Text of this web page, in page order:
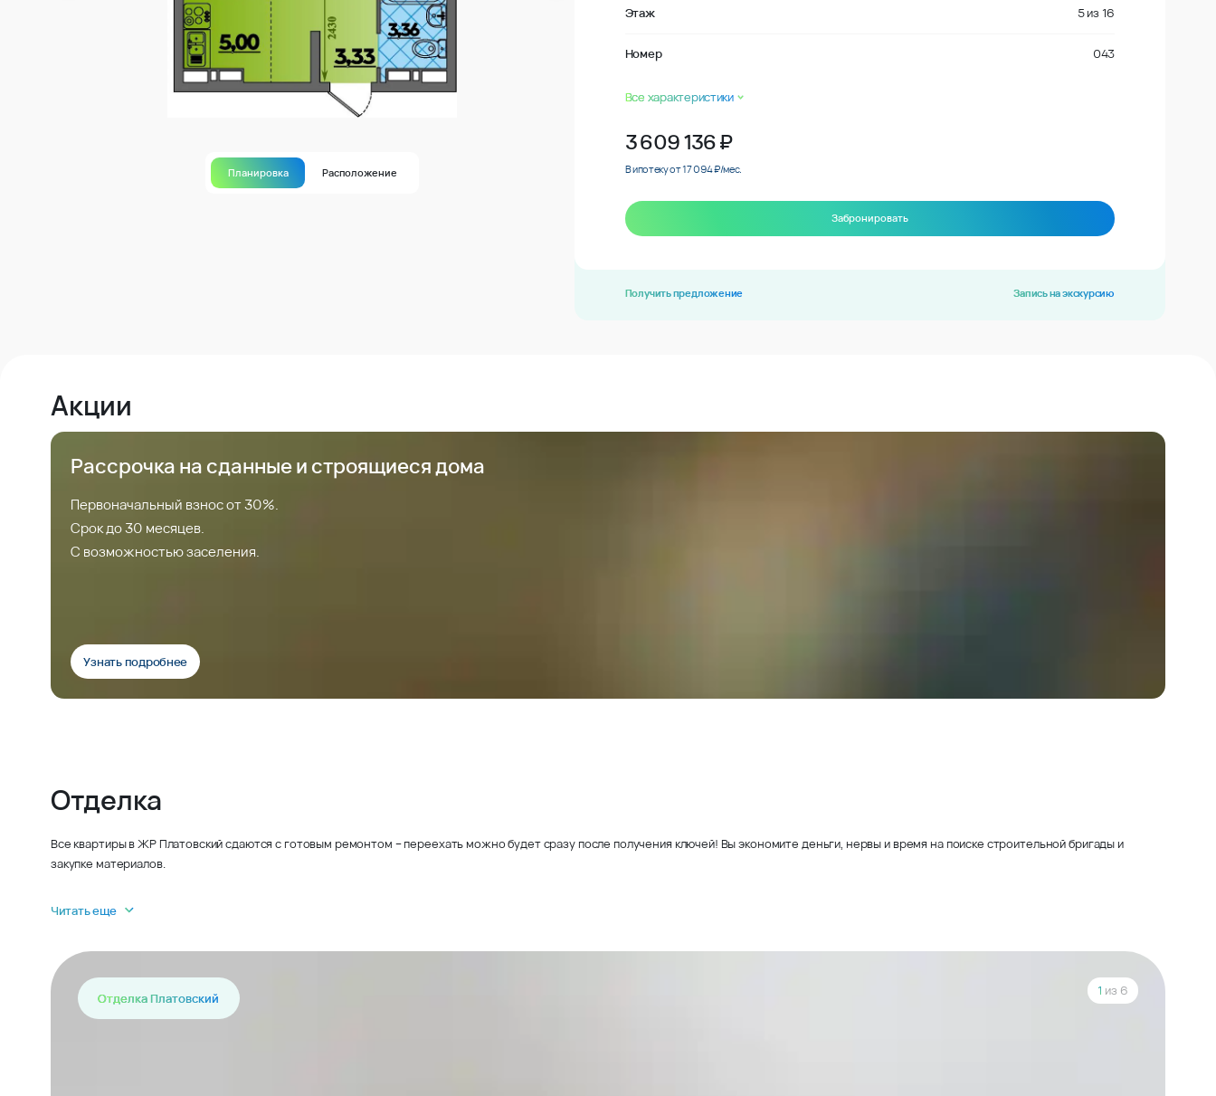
Планировка Расположение
Этаж 5из 16
Номер 043
Все характеристики
3 609 136₽
В ипотеку от 17 094 ₽/мес.
Забронировать
Получить предложение Запись на экскурсию
Акции
Рассрочка на сданные и строящиеся дома
Первоначальный взнос от 30%.
Срок до 30 месяцев.
С возможностью заселения.
Узнать подробнее
Отделка
Все квартиры в ЖР Платовский сдаются с готовым ремонтом – переехать можно будет сразу после получения ключей! Вы экономите деньги, нервы и время на поиске строительной бригады и
закупке материалов.
Читать еще
Отделка Платовский
1 из 6